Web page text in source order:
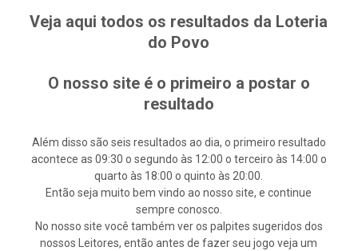
Veja aqui todos os resultados da Loteria
do Povo
O nosso site é o primeiro a postar o
resultado
Além disso são seis resultados ao dia, o primeiro resultado
acontece as 09:30 o segundo às 12:00 o terceiro às 14:00 o
quarto às 18:00 o quinto às 20:00.
Então seja muito bem vindo ao nosso site, e continue
sempre conosco.
No nosso site você também ver os palpites sugeridos dos
nossos Leitores, então antes de fazer seu jogo veja um